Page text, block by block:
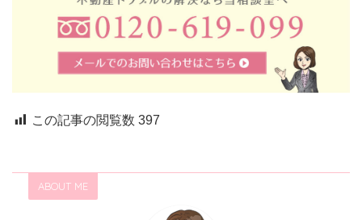
この記事の閲覧数 397
ABOUT ME